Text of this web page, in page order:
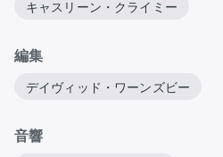
キャスリーン・クライミー
編集
デイヴィッド・ワーンズビー
音響